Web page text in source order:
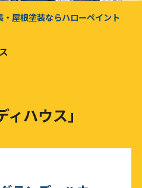
屋根塗装ならハローペイント
ィハウス」